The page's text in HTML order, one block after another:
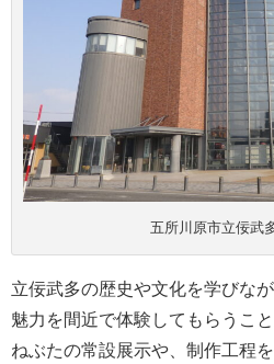
五所川原市立佞武
立佞武多の歴史や文化を学びな
魅力を間近で体験してもらうこ
ねぶたの常設展示や、制作工程